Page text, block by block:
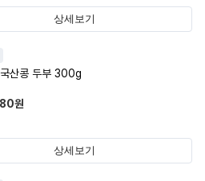
상세보기
산콩 두부 300g
원
상세보기